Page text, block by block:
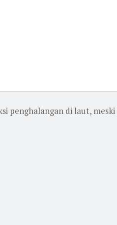
penghalangan di laut, meski